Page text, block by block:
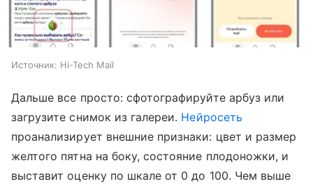
Источник: Hi-Tech Mail
Дальше все просто: сфотографируйте арбуз или
загрузите снимок из галереи. Нейросеть
проанализирует внешние признаки: цвет и размер
желтого пятна на боку, состояние плодоножки, и
выставит оценку по шкале от 0 до 100. Чем выше